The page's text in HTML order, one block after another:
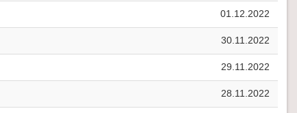
01.12.2022
30.11.2022
29.11.2022
28.11.2022